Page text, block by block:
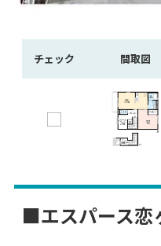
チェック 間取図
■エスパース恋